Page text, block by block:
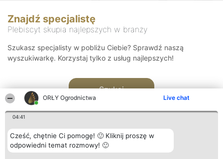
ORŁY Ogrodnictwa Live chat
04:41
Cześć, chętnie Ci pomogę! 🙂 Kliknij proszę w
odpowiedni temat rozmowy! 🙂
Znajdź specjalistę
Plebiscyt skupia najlepszych w branży
Szukasz specjalisty w pobliżu Ciebie? Sprawdź naszą
wyszukiwarkę. Korzystaj tylko z usług najlepszych!
Szukaj